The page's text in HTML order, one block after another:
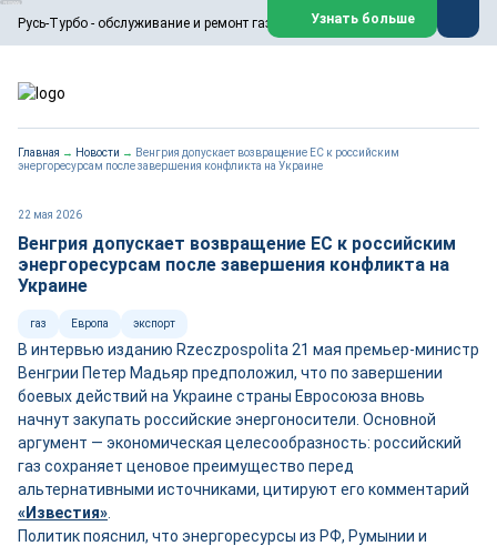
Русь-Турбо - обслуживание и ремонт газовых паровых турбин
ООО «Русь-Турбо» занимается сервисом газовых и паровых
турбин, комплексным ремонтом, восстановлением,
техническим обслуживанием оборудования ТЭС,
работают на нефтегазовых, нефтехимических,
металлургических и других предприятиях.
Реклама. ООО «Русь-Турбо», ИНН 7802588950
erid: F7NfYUJCUneVdwPs4znf
Узнать больше
Главная → Новости → Венгрия допускает возвращение ЕС к российским
энергоресурсам после завершения конфликта на Украине
22 мая 2026
Венгрия допускает возвращение ЕС к российским
энергоресурсам после завершения конфликта на
Украине
газ Европа экспорт
В интервью изданию Rzeczpospolita 21 мая премьер-министр
Венгрии Петер Мадьяр предположил, что по завершении
боевых действий на Украине страны Евросоюза вновь
начнут закупать российские энергоносители. Основной
аргумент — экономическая целесообразность: российский
газ сохраняет ценовое преимущество перед
альтернативными источниками, цитируют его комментарий
«Известия»
Политик пояснил, что энергоресурсы из РФ, Румынии и